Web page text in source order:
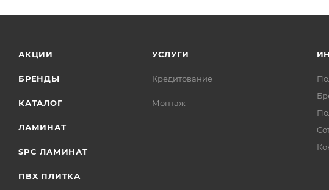
АКЦИИ
БРЕНДЫ
КАТАЛОГ
ЛАМИНАТ
SPC ЛАМИНАТ
ПВХ ПЛИТКА
УСЛУГИ
Кредитование
Монтаж